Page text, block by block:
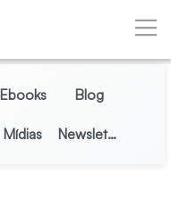
Ebooks Blog
Mídias Newsletter